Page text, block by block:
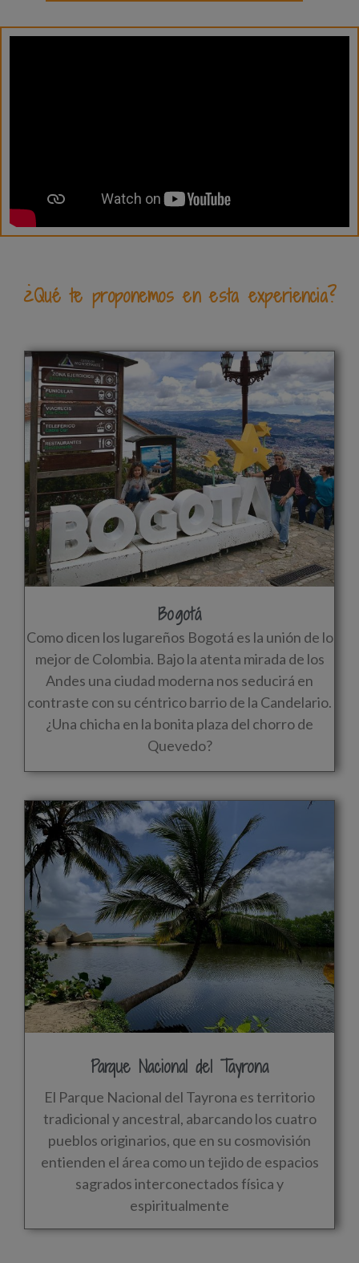
¿Qué te proponemos en esta experiencia?
Bogotá
Como dicen los lugareños Bogotá es la unión de lo
mejor de Colombia. Bajo la atenta mirada de los
Andes una ciudad moderna nos seducirá en
contraste con su céntrico barrio de la Candelario.
¿Una chicha en la bonita plaza del chorro de
Quevedo?
Parque Nacional del Tayrona
El Parque Nacional del Tayrona es territorio
tradicional y ancestral, abarcando los cuatro
pueblos originarios, que en su cosmovisión
entienden el área como un tejido de espacios
sagrados interconectados física y
espiritualmente